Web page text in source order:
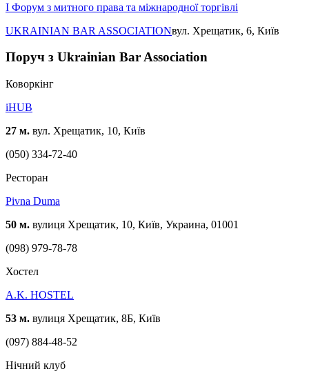
І Форум з митного права та міжнародної торгівлі
UKRAINIAN BAR ASSOCIATIONвул. Хрещатик, 6, Київ
Поруч з Ukrainian Bar Association
Коворкінг
iHUB
27 м. вул. Хрещатик, 10, Київ
(050) 334-72-40
Ресторан
Pivna Duma
50 м. вулиця Хрещатик, 10, Київ, Украина, 01001
(098) 979-78-78
Хостел
A.K. HOSTEL
53 м. вулиця Хрещатик, 8Б, Київ
(097) 884-48-52
Нічний клуб